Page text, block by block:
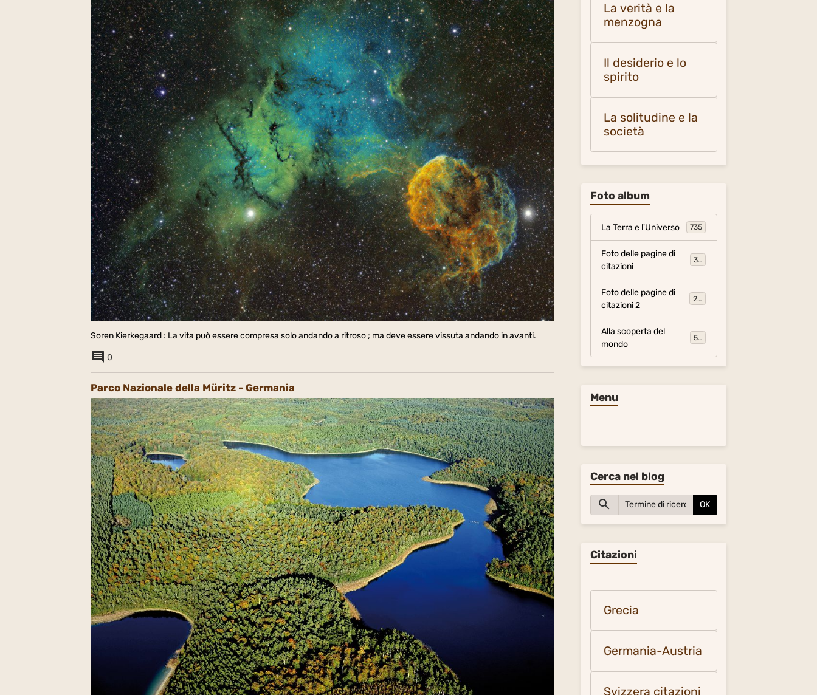
Soren Kierkegaard : La vita può essere compresa solo andando a ritroso ; ma deve essere vissuta andando in avanti.
0
Parco Nazionale della Müritz - Germania
La verità e la
menzogna
Il desiderio e lo
spirito
La solitudine e la
società
Foto album
La Terra e l'Universo 735
Foto delle pagine di
citazioni
317
Foto delle pagine di
citazioni 2
281
Alla scoperta del
mondo
54
Menu
Cerca nel blog
OK
Citazioni
Grecia
Germania-Austria
Svizzera citazioni